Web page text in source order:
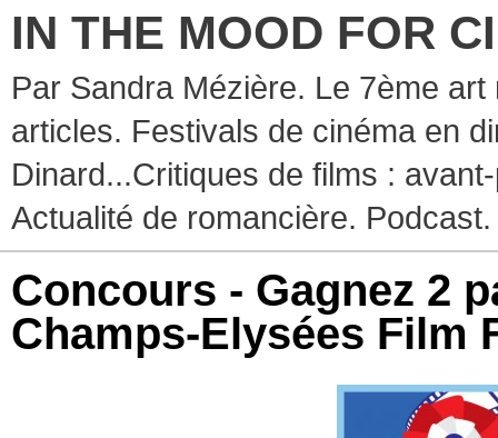
IN THE MOOD FOR
Par Sandra Mézière. Le 7ème
articles. Festivals de cinéma en
Dinard...Critiques de films :
Actualité de romancière. Podcast.
Concours - Gagnez 2
Champs-Elysées Film